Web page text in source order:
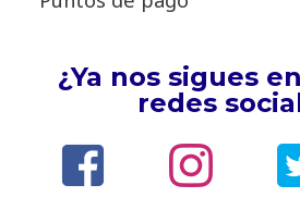
¿Ya nos sigues
redes